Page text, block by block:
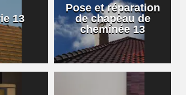
13
Pose et réparation
de chapeau de
cheminée 13